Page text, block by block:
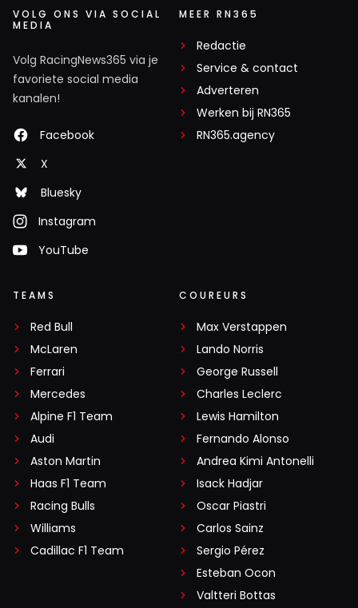
VOLG ONS VIA SOCIAL
MEDIA
Volg RacingNews365 via je
favoriete social media
kanalen!
Facebook
X
Bluesky
Instagram
YouTube
MEER RN365
Redactie
Service & contact
Adverteren
Werken bij RN365
RN365.agency
TEAMS
Red Bull
McLaren
Ferrari
Mercedes
Alpine F1 Team
Audi
Aston Martin
Haas F1 Team
Racing Bulls
Williams
Cadillac F1 Team
COUREURS
Max Verstappen
Lando Norris
George Russell
Charles Leclerc
Lewis Hamilton
Fernando Alonso
Andrea Kimi Antonelli
Isack Hadjar
Oscar Piastri
Carlos Sainz
Sergio Pérez
Esteban Ocon
Valtteri Bottas